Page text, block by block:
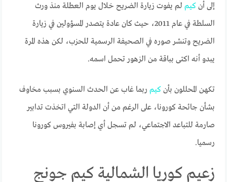
إلى أنكيم لم يفوت زيارة الضريح خلال يوم العطلة منذ ورث
السلطة في عام 2011، حيث كان عادة يتصدر المسؤولين في زيارة
الضريح وتنشر صوره في الصحيفة الرسمية للحزب، لكن هذه المرة
يبدو أنه اكتى بباقة من الزهور تحمل اسمه.
تكهن المحللون بأنكيم ربما غاب عن الحدث السنوي بسبب مخاوف
بشأن جائحة كورونا، على الرغم من أن الدولة التي اتخذت تدابير
صارمة للتباعد الاجتماعي، لم تسجل أي إصابة بفيروس كورونا
رسميا.
زعيم كوريا الشمالية كيم جونج